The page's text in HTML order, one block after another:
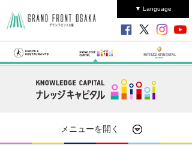
▼ Language
メニューを開く